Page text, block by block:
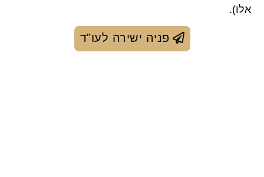
אלו).
פניה ישירה לעו"ד